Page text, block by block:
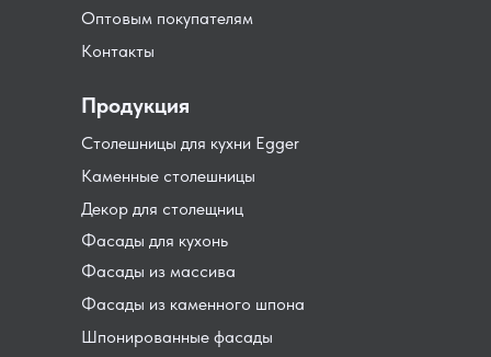
Оптовым покупателям
Контакты
Фасады для кухонь
Каменные столешницы
Столешницы для кухни Egger
Декор для столещниц
Шпонированные фасады
Фасады из массива
Фасады из каменного шпона
Продукция